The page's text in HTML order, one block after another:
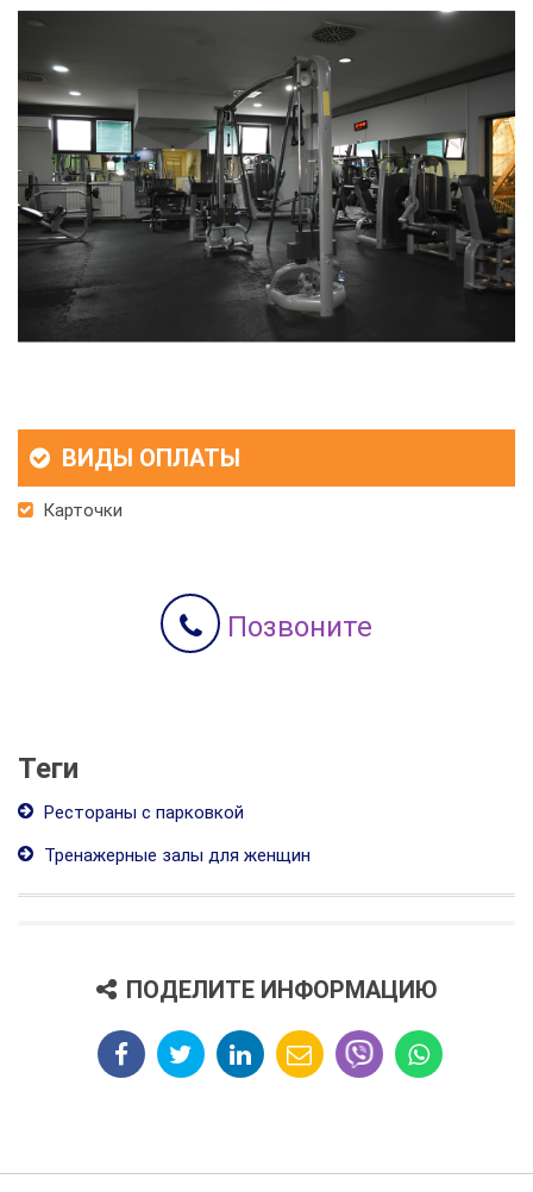
ВИДЫ ОПЛАТЫ
Карточки
Позвоните
Теги
Рестораны с парковкой
Тренажерные залы для женщин
ПОДЕЛИТЕ ИНФОРМАЦИЮ